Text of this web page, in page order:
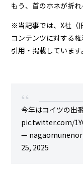
もう、首のホネが折
※当記事では、X社（
コンテンツに対する
引用・掲載しています。
今年はコイツの出
pic.twitter.com/
—
25, 2025